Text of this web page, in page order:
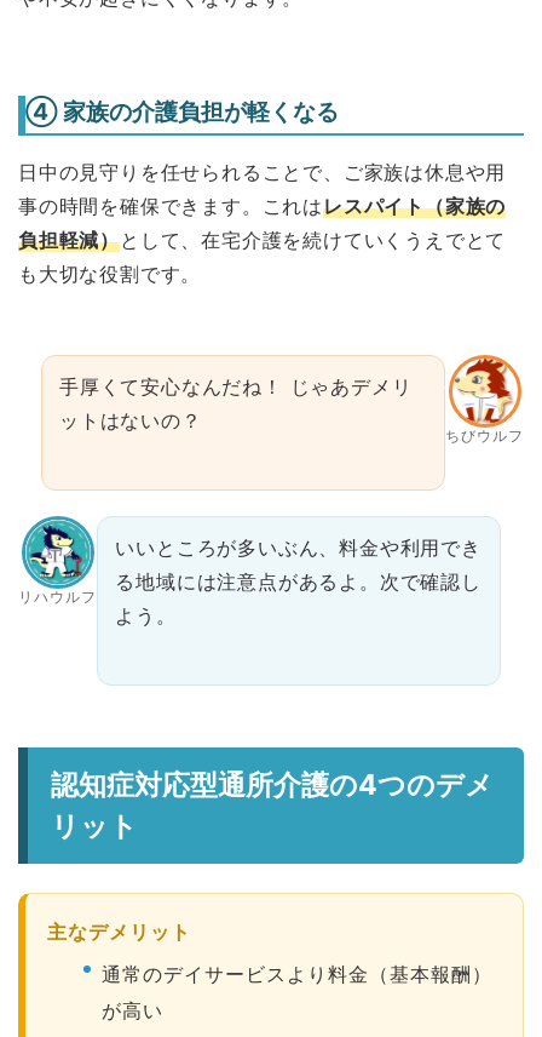
④ 家族の介護負担が軽くなる
日中の見守りを任せられることで、ご家族は休息や用
事の時間を確保できます。これはレスパイト（家族の
負担軽減）として、在宅介護を続けていくうえでとて
も大切な役割です。
ちびウルフ
手厚くて安心なんだね！ じゃあデメリ
ットはないの？
リハウルフ
いいところが多いぶん、料金や利用でき
る地域には注意点があるよ。次で確認し
よう。
認知症対応型通所介護の4つのデメ
リット
主なデメリット
通常のデイサービスより料金（基本報酬）
が高い